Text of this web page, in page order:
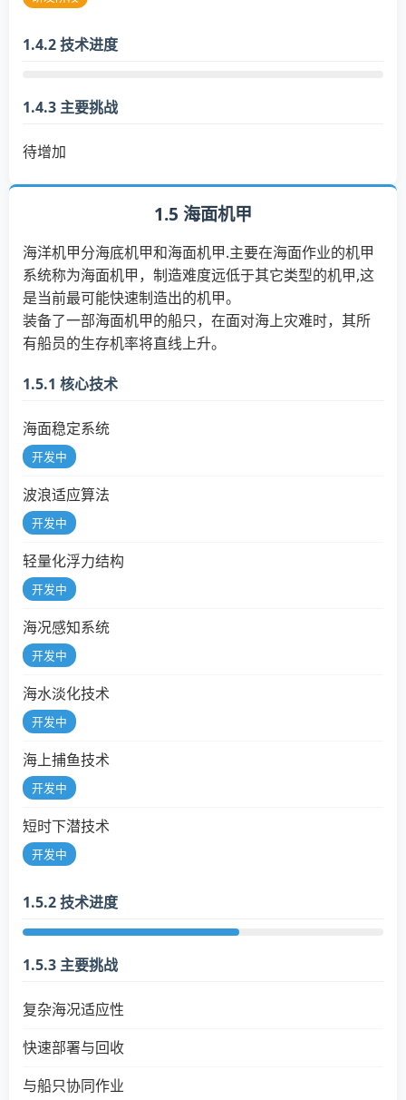
1.4.2 技术进度
1.4.3 主要挑战
待增加
1.5 海面机甲
海洋机甲分海底机甲和海面机甲.主要在海面作业的机甲
系统称为海面机甲，制造难度远低于其它类型的机甲,这
是当前最可能快速制造出的机甲。
装备了一部海面机甲的船只，在面对海上灾难时，其所
有船员的生存机率将直线上升。
1.5.1 核心技术
海面稳定系统
开发中
波浪适应算法
开发中
轻量化浮力结构
开发中
海况感知系统
开发中
海水淡化技术
开发中
海上捕鱼技术
开发中
短时下潜技术
开发中
1.5.2 技术进度
1.5.3 主要挑战
复杂海况适应性
快速部署与回收
与船只协同作业